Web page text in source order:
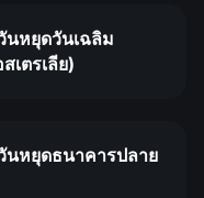
นหยุดวันเฉลิม
ตรเลีย)
นหยุดธนาคารปลาย